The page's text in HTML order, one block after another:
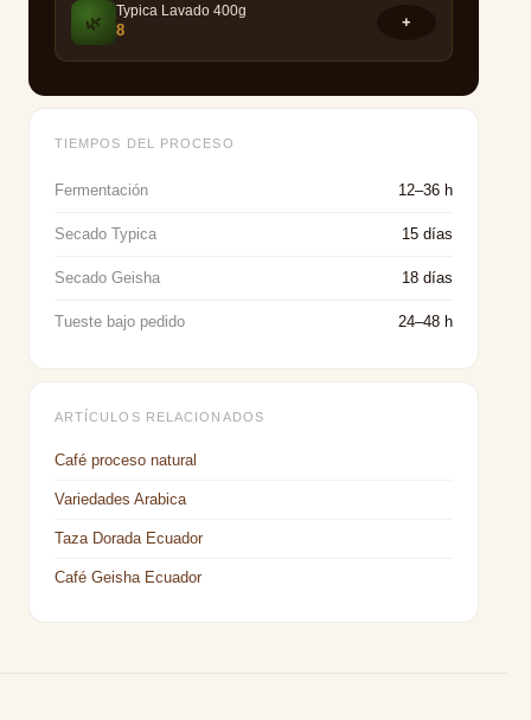
🌿
Typica Lavado 400g
8 +
TIEMPOS DEL PROCESO
Fermentación 12–36 h
Secado Typica 15 días
Secado Geisha 18 días
Tueste bajo pedido 24–48 h
ARTÍCULOS RELACIONADOS
Café proceso natural
Variedades Arabica
Taza Dorada Ecuador
Café Geisha Ecuador